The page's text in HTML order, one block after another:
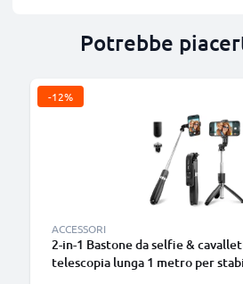
Potrebbe
-12%
ACCESSORI
2-in-1 Bastone da selfie &
telescopia lunga 1 metro per